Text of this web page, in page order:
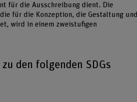
für die Ausschreibung dient. Die
für die Konzeption, die Gestaltung und
wird in einem zweistufigen
den folgenden SDGs